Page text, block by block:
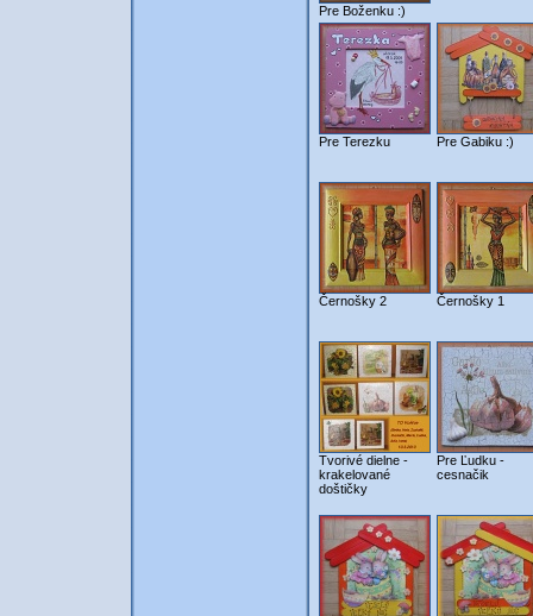
Pre Boženku :)
Pre Terezku Pre Gabiku :)
Černošky 2 Černošky 1
Tvorivé dielne -
krakelované
doštičky
Pre Ľudku -
cesnačik